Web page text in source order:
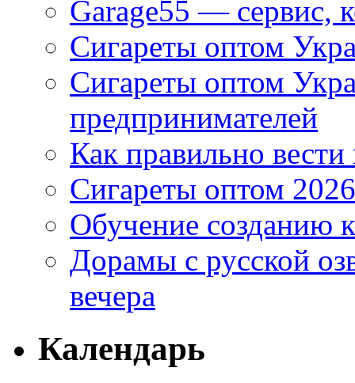
Garage55 — сервис,
Сигареты оптом
Сигареты оптом
предпринимателей
Как правильно
Сигареты оптом
Обучение созданию
Дорамы с русской
вечера
Календарь